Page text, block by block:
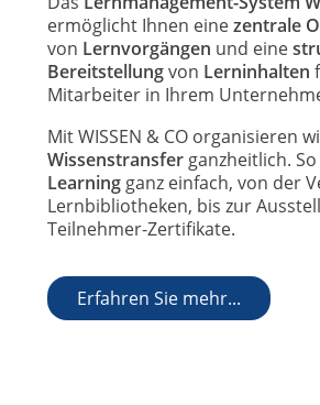
ermöglicht Ihnen einezentrale
von Lernvorgängen und eine
Bereitstellungvon Lerninhalten
Mitarbeiter in Ihrem
Mit WISSEN & CO organisieren
Wissenstransferganzheitlich.
Learningganz einfach, von der
Lernbibliotheken, bis zur
Teilnehmer-Zertifikate.
Erfahren Sie mehr...